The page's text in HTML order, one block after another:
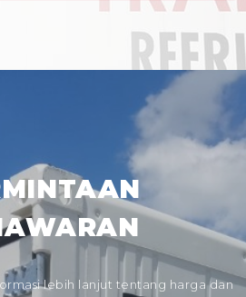
lebih lanjut tentang harga dan